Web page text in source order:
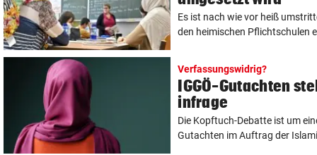
Es ist nach wie vor heiß
den heimischen Pflichtschulen
Verfassungswidrig?
IGGÖ-Gutachten
infrage
Die Kopftuch-Debatte ist um
Gutachten im Auftrag der